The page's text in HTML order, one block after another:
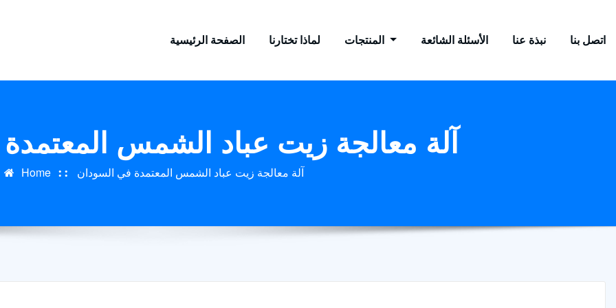
الصفحة الرئيسية لماذا تختارنا الأسئلة الشائعة نبذة عنا اتصل بنا
آلة معالجة زيت عباد الشمس
Home آلة معالجة زيت عباد الشمس المعتمدة في السودان